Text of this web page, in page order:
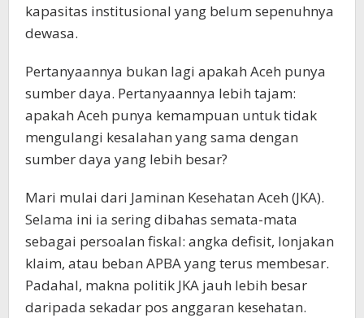
kapasitas institusional yang belum sepenuhnya
dewasa.
Pertanyaannya bukan lagi apakah Aceh punya
sumber daya. Pertanyaannya lebih tajam:
apakah Aceh punya kemampuan untuk tidak
mengulangi kesalahan yang sama dengan
sumber daya yang lebih besar?
Mari mulai dari Jaminan Kesehatan Aceh (JKA).
Selama ini ia sering dibahas semata-mata
sebagai persoalan fiskal: angka defisit, lonjakan
klaim, atau beban APBA yang terus membesar.
Padahal, makna politik JKA jauh lebih besar
daripada sekadar pos anggaran kesehatan.